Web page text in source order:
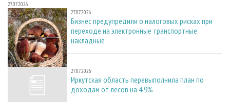
27.07.2026
27.07.2026
Бизнес предупредили о налоговых рисках при
переходе на электронные транспортные
накладные
27.07.2026
27.07.2026
Иркутская область перевыполнила план по
доходам от лесов на 4,9%